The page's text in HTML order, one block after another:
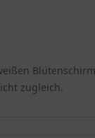
zugleich.